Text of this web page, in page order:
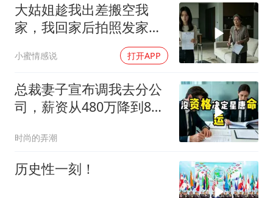
大姑姐趁我出差搬空我
家，我回家后拍照发家族
群里，她看到后崩溃了
小蜜情感说 打开APP
总裁妻子宣布调我去分公
司，薪资从480万降到8
时尚的弄潮
历史性一刻！